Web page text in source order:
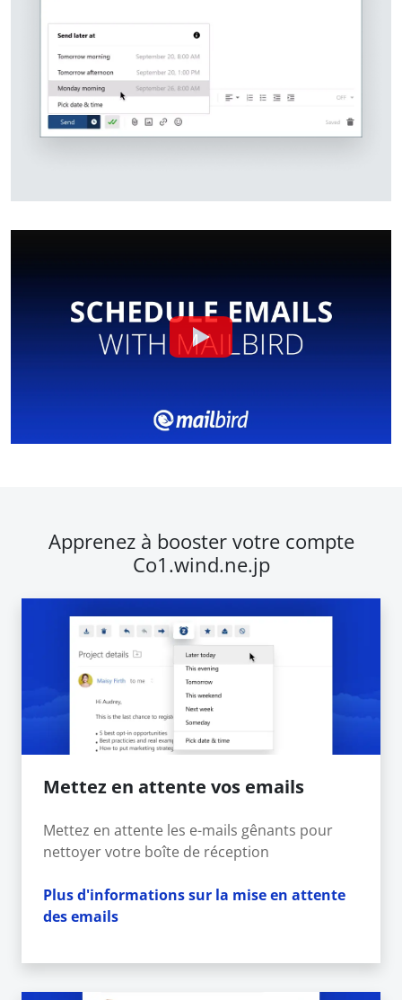
Apprenez à booster votre compte
Co1.wind.ne.jp
Mettez en attente vos emails
Mettez en attente les e-mails gênants pour
nettoyer votre boîte de réception
Plus d'informations sur la mise en attente
des emails